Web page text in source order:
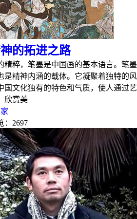
的拓进之路
精粹，笔墨是中国画的基本语言。笔墨
是精神内涵的载体。它凝聚着独特的风
国文化独有的特色和气质，使人通过艺
欣赏美
：2697